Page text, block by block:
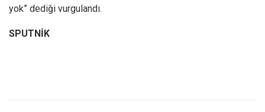
yok” dediği vurgulandı.
SPUTNİK